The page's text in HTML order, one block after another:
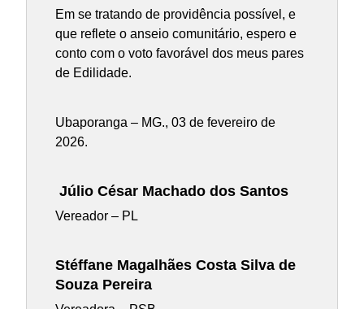
Em se tratando de providência possível, e
que reflete o anseio comunitário, espero e
conto com o voto favorável dos meus pares
de Edilidade.
Ubaporanga – MG., 03 de fevereiro de
2026.
Júlio César Machado dos Santos
Vereador – PL
Stéffane Magalhães Costa Silva de
Souza Pereira